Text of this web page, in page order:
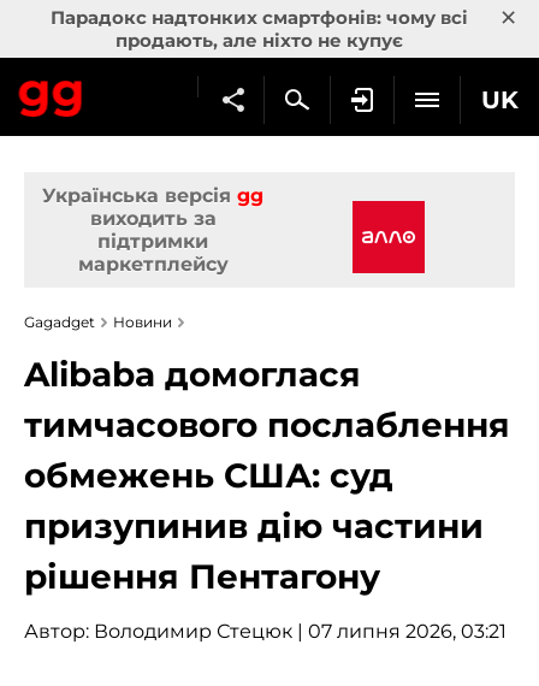
Парадокс надтонких смартфонів: чому всі
продають, але ніхто не купує
×
UK
Українська версія gg
виходить за
підтримки
маркетплейсу
Gagadget Новини
Alibaba домоглася
тимчасового послаблення
обмежень США: суд
призупинив дію частини
рішення Пентагону
Автор: Володимир Стецюк | 07 липня 2026, 03:21